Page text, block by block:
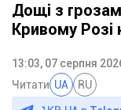
Дощі з
Кривому Розі
13:03, 07 серпня
Читати UA RU